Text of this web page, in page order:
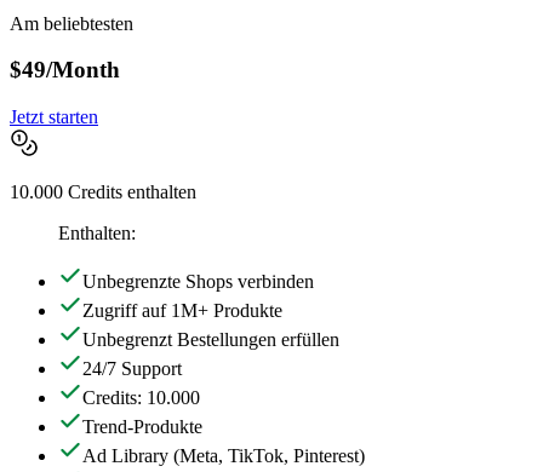
Am beliebtesten
$49/Month
Jetzt starten
10.000 Credits enthalten
Enthalten:
Unbegrenzte Shops verbinden
Zugriff auf 1M+ Produkte
Unbegrenzt Bestellungen erfüllen
24/7 Support
Credits: 10.000
Trend-Produkte
Ad Library (Meta, TikTok, Pinterest)